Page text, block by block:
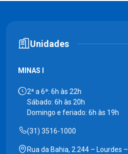
Unidades
MINAS I
2ª a 6ª: 6h às 22h
Sábado: 6h às 20h
Domingo e feriado: 6h às 19h
(31) 3516-1000
Rua da Bahia, 2.244 – Lourdes –